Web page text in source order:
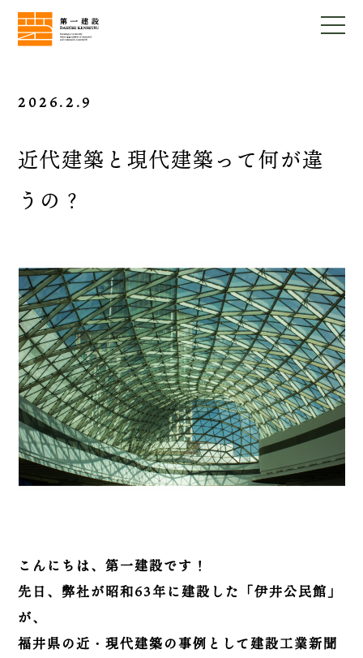
2026.2.9
近代建築と現代建築って何が違
うの？
こんにちは、第一建設です！
先日、弊社が昭和63年に建設した「伊井公民館」
が、
福井県の近・現代建築の事例として建設工業新聞